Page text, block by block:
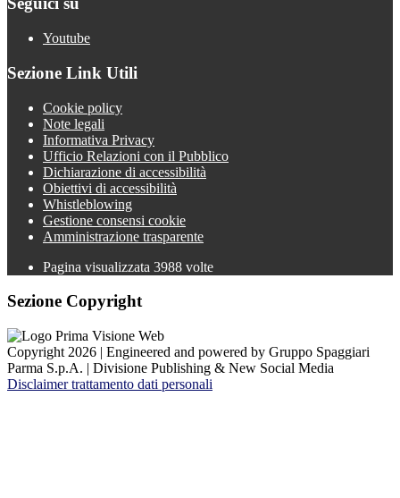
Youtube
Sezione Link Utili
Cookie policy
Note legali
Informativa Privacy
Ufficio Relazioni con il Pubblico
Dichiarazione di accessibilità
Obiettivi di accessibilità
Whistleblowing
Gestione consensi cookie
Amministrazione trasparente
Pagina visualizzata 3988 volte
Sezione Copyright
Copyright 2026 | Engineered and powered by Gruppo Spaggiari
Parma S.p.A. | Divisione Publishing & New Social Media
Disclaimer trattamento dati personali